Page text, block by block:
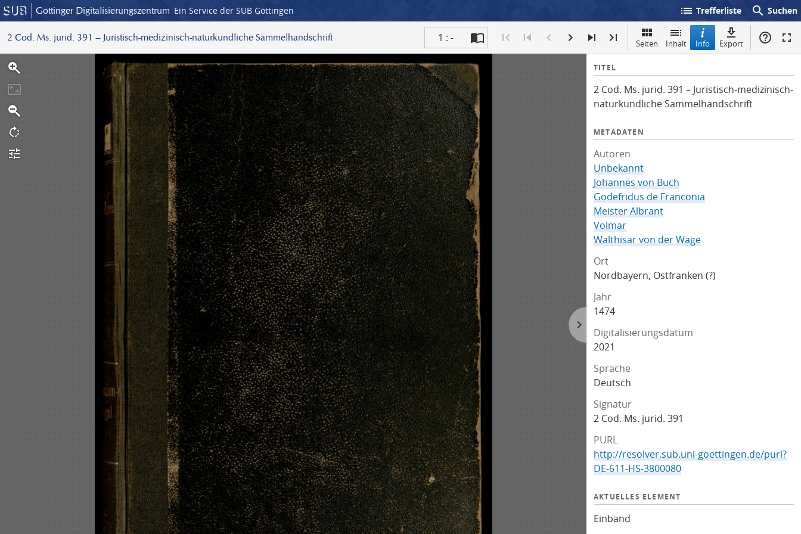
Göttinger Digitalisierungszentrum Ein Service der SUB Göttingen list Trefferliste search Suchen
2 Cod. Ms. jurid. 391 – Juristisch-medizinisch-naturkundliche Sammelhandschrift 1 : - Seiten Inhalt Info Export
I
f
o
TITEL
2 Cod. Ms. jurid. 391 – Juristisch-medizinisch-
naturkundliche Sammelhandschrift
METADATEN
Autoren
Unbekannt
Johannes von Buch
Godefridus de Franconia
Meister Albrant
Volmar
Walthisar von der Wage
Ort
Nordbayern, Ostfranken (?)
Jahr
1474
Digitalisierungsdatum
2021
Sprache
Deutsch
Signatur
2 Cod. Ms. jurid. 391
PURL
http://resolver.sub.uni-goettingen.de/purl?
DE-611-HS-3800080
AKTUELLES ELEMENT
Einband